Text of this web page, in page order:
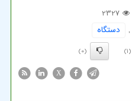
2327
,
دستگاه
(1)
(0)
X